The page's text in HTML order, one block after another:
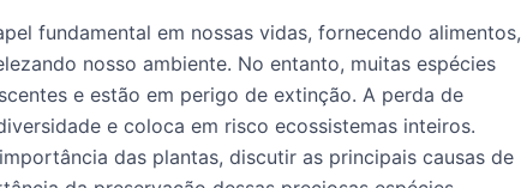
fundamental em nossas vidas, fornecendo alimentos,
nosso ambiente. No entanto, muitas espécies
e estão em perigo de extinção. A perda de
e coloca em risco ecossistemas inteiros.
das plantas, discutir as principais causas de